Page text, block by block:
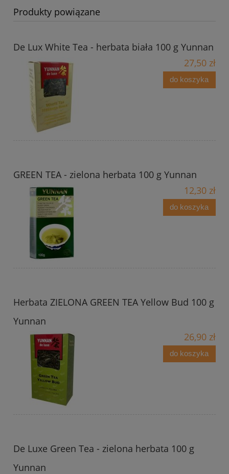
Produkty powiązane
De Lux White Tea - herbata biała 100 g Yunnan
27,50 zł
do koszyka
GREEN TEA - zielona herbata 100 g Yunnan
12,30 zł
do koszyka
Herbata ZIELONA GREEN TEA Yellow Bud 100 g
Yunnan
26,90 zł
do koszyka
De Luxe Green Tea - zielona herbata 100 g
Yunnan